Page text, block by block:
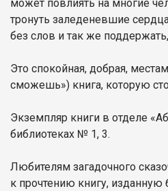
может повлиять на многие
тронуть заледеневшие
без слов и так же
Это спокойная, добрая,
сможешь») книга, которую
Экземпляр книги в отделе
библиотеках № 1, 3.
Любителям загадочного
к прочтению книгу, изданную